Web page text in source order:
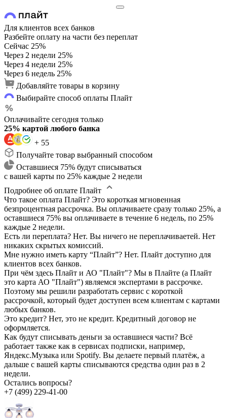
Для клиентов всех банков
Разбейте оплату на части без переплат
Сейчас 25%
Через 2 недели 25%
Через 4 недели 25%
Через 6 недель 25%
Добавляйте товары в корзину
Выбирайте способ оплаты Плайт
Оплачивайте сегодня только
25% картой любого банка
+ 55
Получайте товар выбранный способом
Оставшиеся 75% будут списываться
с вашей карты по 25% каждые 2 недели
Подробнее об оплате Плайт
Что такое оплата Плайт? Это короткая мгновенная
безпроцентная рассрочка. Вы оплачиваете сразу только 25%, а
оставшиеся 75% вы оплачиваете в течение 6 недель, по 25%
каждые 2 недели.
Есть ли переплата? Нет. Вы ничего не переплачиваетей. Нет
никаких скрытых комиссий.
Мне нужно иметь карту “Плайт”? Нет. Плайт доступно для
клиентов всех банков.
При чём здесь Плайт и АО "Плайт"? Мы в Плайте (а Плайт
это карта АО "Плайт") являемся экспертами в рассрочке.
Поэтому мы решили разработать сервис с короткой
рассрочкой, который будет доступен всем клиентам с картами
любых банков.
Это кредит? Нет, это не кредит. Кредитный договор не
оформляется.
Как будут списывать деньги за оставшиеся части? Всё
работает также как в сервисах подписки, например,
Яндекс.Музыка или Spotify. Вы делаете первый платёж, а
дальше с вашей карты списываются средства один раз в 2
недели.
Остались вопросы?
+7 (499) 229-41-00